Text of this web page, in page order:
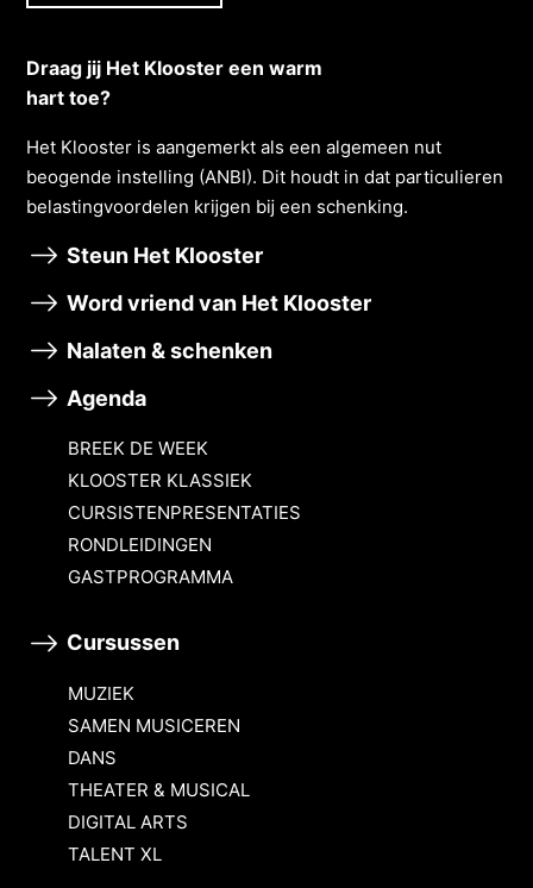
Draag jij Het Klooster een warm
hart toe?
Het Klooster is aangemerkt als een algemeen nut
beogende instelling (ANBI). Dit houdt in dat particulieren
belastingvoordelen krĳgen bĳ een schenking.
Steun Het Klooster
Word vriend van Het Klooster
Nalaten & schenken
Agenda
BREEK DE WEEK
KLOOSTER KLASSIEK
CURSISTENPRESENTATIES
RONDLEIDINGEN
GASTPROGRAMMA
Cursussen
MUZIEK
SAMEN MUSICEREN
DANS
THEATER & MUSICAL
DIGITAL ARTS
TALENT XL